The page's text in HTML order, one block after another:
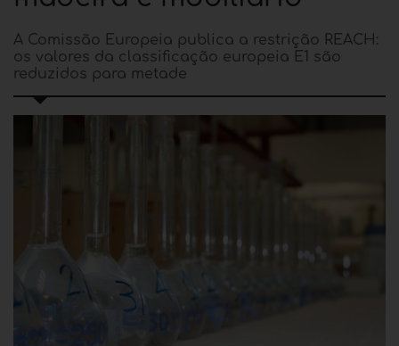
A Comissão Europeia publica a restrição REACH:
os valores da classificação europeia E1 são
reduzidos para metade